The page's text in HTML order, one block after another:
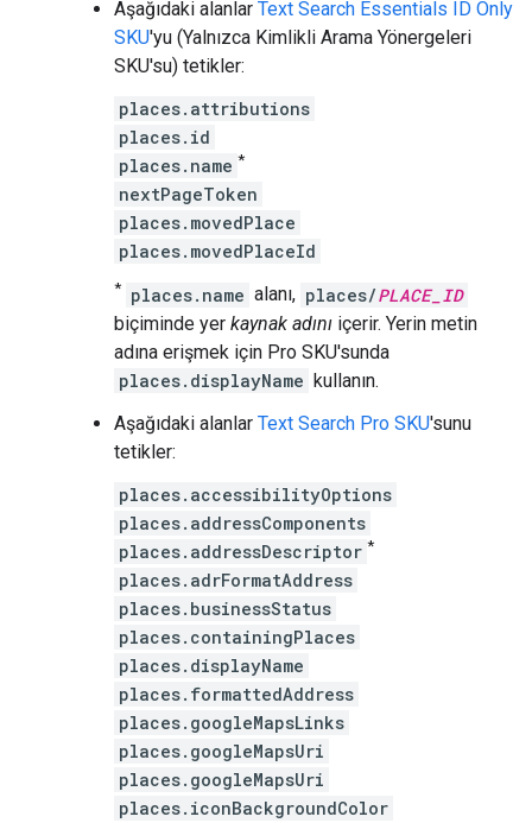
Aşağıdaki alanlar Text Search Essentials ID Only
SKU'yu (Yalnızca Kimlikli Arama Yönergeleri
SKU'su) tetikler:
places.attributions
places.id
places.name *
nextPageToken
places.movedPlace
places.movedPlaceId
* places.name alanı, places/PLACE_ID
biçiminde yer kaynak adını içerir. Yerin metin
adına erişmek için Pro SKU'sunda
places.displayName kullanın.
Aşağıdaki alanlar Text Search Pro SKU'sunu
tetikler:
places.accessibilityOptions
places.addressComponents
places.addressDescriptor *
places.adrFormatAddress
places.businessStatus
places.containingPlaces
places.displayName
places.formattedAddress
places.googleMapsLinks
places.googleMapsUri
places.googleMapsUri
places.iconBackgroundColor